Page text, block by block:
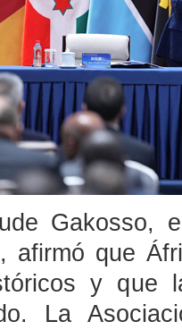
Gakosso,
afirmó que
y que
La